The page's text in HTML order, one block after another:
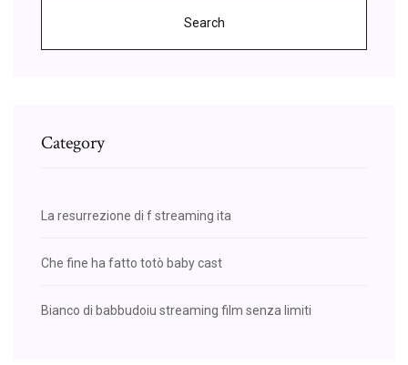
Search
Category
La resurrezione di f streaming ita
Che fine ha fatto totò baby cast
Bianco di babbudoiu streaming film senza limiti